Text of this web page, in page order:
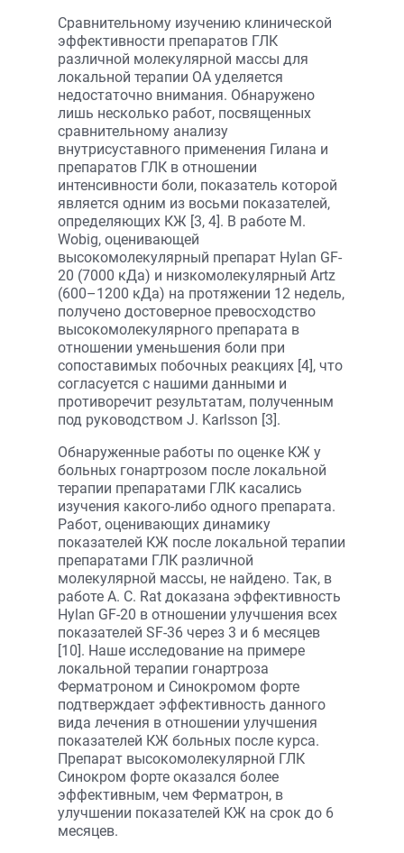
Сравнительному изучению клинической
эффективности препаратов ГЛК
различной молекулярной массы для
локальной терапии ОА уделяется
недостаточно внимания. Обнаружено
лишь несколько работ, посвященных
сравнительному анализу
внутрисуставного применения Гилана и
препаратов ГЛК в отношении
интенсивности боли, показатель которой
является одним из восьми показателей,
определяющих КЖ [3, 4]. В работе М.
Wobig, оценивающей
высокомолекулярный препарат Hylan GF-
20 (7000 кДа) и низкомолекулярный Artz
(600–1200 кДа) на протяжении 12 недель,
получено достоверное превосходство
высокомолекулярного препарата в
отношении уменьшения боли при
сопоставимых побочных реакциях [4], что
согласуется с нашими данными и
противоречит результатам, полученным
под руководством J. Karlsson [3].
Обнаруженные работы по оценке КЖ у
больных гонартрозом после локальной
терапии препаратами ГЛК касались
изучения какого-либо одного препарата.
Работ, оценивающих динамику
показателей КЖ после локальной терапии
препаратами ГЛК различной
молекулярной массы, не найдено. Так, в
работе A. C. Rat доказана эффективность
Hylan GF-20 в отношении улучшения всех
показателей SF-36 через 3 и 6 месяцев
[10]. Наше исследование на примере
локальной терапии гонартроза
Ферматроном и Синокромом форте
подтверждает эффективность данного
вида лечения в отношении улучшения
показателей КЖ больных после курса.
Препарат высокомолекулярной ГЛК
Синокром форте оказался более
эффективным, чем Ферматрон, в
улучшении показателей КЖ на срок до 6
месяцев.